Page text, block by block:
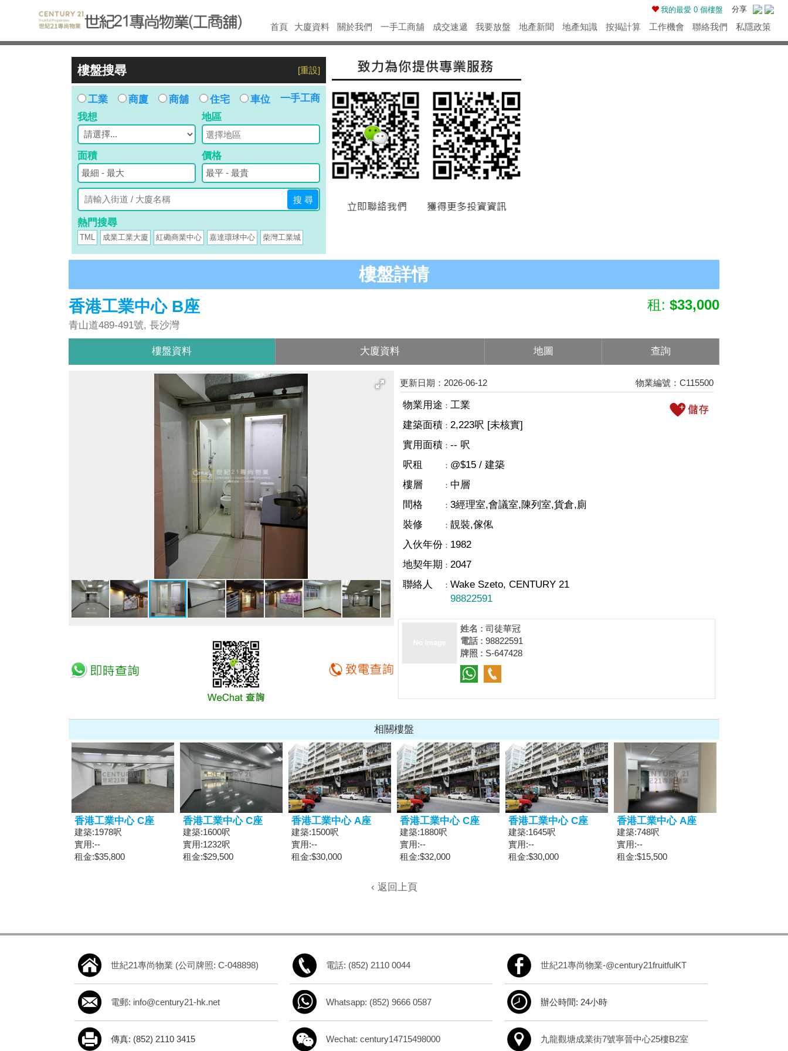
我的最愛 0 個樓盤 分享
首頁 大廈資料 關於我們 一手工商舖 成交速遞 我要放盤 地產新聞 地產知識 按揭計算 工作機會 聯絡我們 私隱政策
樓盤搜尋 [重設]
工業 商廈 商舖 住宅 車位
一手工商
我想
地區
面積 價格
搜 尋
熱門搜尋
TML 成業工業大廈 紅磡商業中心 嘉達環球中心 柴灣工業城
樓盤詳情
香港工業中心 B座
青山道489-491號, 長沙灣
租: $33,000
樓盤資料 大廈資料 地圖 查詢
更新日期：2026-06-12 物業編號：C115500
物業用途 ： 工業
建築面積 ： 2,223呎 [未核實]
實用面積 ： -- 呎
呎租
： @$15 / 建築
樓層
： 中層
間格
： 3經理室,會議室,陳列室,貨倉,廁
裝修
： 靚裝,傢俬
入伙年份 ： 1982
地契年期 ： 2047
聯絡人
： Wake Szeto, CENTURY 21
98822591
姓名 : 司徒華冠
電話 : 98822591
牌照 : S-647428
相關樓盤
香港工業中心 C座
建築:1978呎
實用:--
租金:$35,800
香港工業中心 C座
建築:1600呎
實用:1232呎
租金:$29,500
香港工業中心 A座
建築:1500呎
實用:--
租金:$30,000
香港工業中心 C座
建築:1880呎
實用:--
租金:$32,000
香港工業中心 C座
建築:1645呎
實用:--
租金:$30,000
香港工業中心 A座
建築:748呎
實用:--
租金:$15,500
‹ 返回上頁
世紀21專尚物業 (公司牌照: C-048898) 電話: (852) 2110 0044 世紀21專尚物業-@century21fruitfulKT
電郵: info@century21-hk.net Whatsapp: (852) 9666 0587 辦公時間: 24小時
傳真: (852) 2110 3415 Wechat: century14715498000 九龍觀塘成業街7號寧晉中心25樓B2室